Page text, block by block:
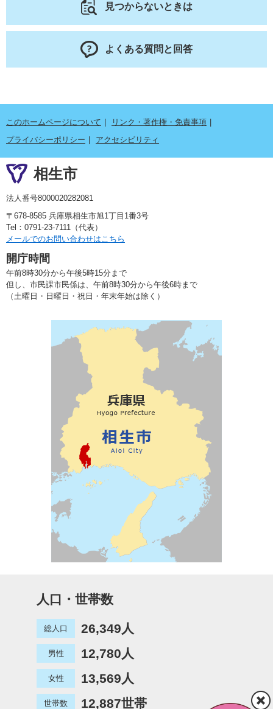
見つからないときは
よくある質問と回答
このホームページについて
リンク・著作権・免責事項
プライバシーポリシー
アクセシビリティ
相生市
法人番号8000020282081
〒678-8585 兵庫県相生市旭1丁目1番3号
Tel：0791-23-7111（代表）
メールでのお問い合わせはこちら
開庁時間
午前8時30分から午後5時15分まで
但し、市民課市民係は、午前8時30分から午後6時まで
（土曜日・日曜日・祝日・年末年始は除く）
人口・世帯数
総人口 26,349人
男性 12,780人
女性 13,569人
世帯数 12,887世帯